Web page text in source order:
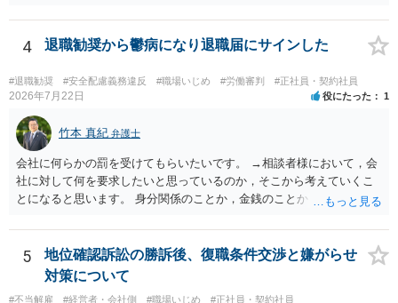
が・・・）。極めて専門的な話ですので、詳細もしくは対応を最寄り
4 退職勧奨から鬱病になり退職届にサインした
#退職勧奨 #安全配慮義務違反 #職場いじめ #労働審判 #正社員・契約社員
2026年7月22日 役にたった 1
竹本 真紀 弁護士
会社に何らかの罰を受けてもらいたいです。 →相談者様において，会
社に対して何を要求したいと思っているのか，そこから考えていくこ
とになると思います。 身分関係のことか，金銭のことか，会社自体に
わからない，そういう状態なのであれば，その点を検討していくこと
から始めるのがよいと思います。
5
地位確認訴訟の勝訴後、復職条件交渉と嫌がらせ
対策について
#不当解雇 #経営者・会社側 #職場いじめ
#正社員・契約社員